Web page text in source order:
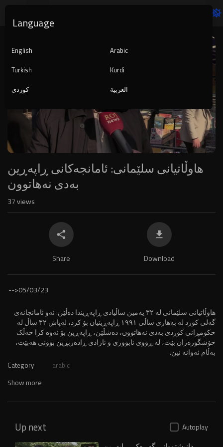
Player
480p
360p
240p
auto
هاوڵاتیانى سلێمانى: ئامانجەکانى ڕاپەڕین
بەدى نەهاتوون
37views
Share Download
-->05/03/23
⁣هاوڵاتیانى سلێمانى لە ٣٢ یەمین ساڵیادى ڕاپەڕیندا دەڵێن: ئەو ئامانجانەى
گەلى کورد لە بەهارى ساڵى ١٩٩١ ڕاپەڕینیان بۆ کرد، لەپاش ٣٢ ساڵ لە
حکومڕانى کوردى بەدى نەهاتوون، دەشڵێن، ڕاپەڕین بۆ ئەوە کرا خەڵک
خۆشگوزەران بێت، لە ڕووی ئابووری و ئازادى ڕادەربڕین بوونى هەبێت،
بەڵام ئەوانە نین.
Category arabic
Show more
Up next Autoplay
Language
English
Arabic
Turkish
Kurdi
کوردی
العربية